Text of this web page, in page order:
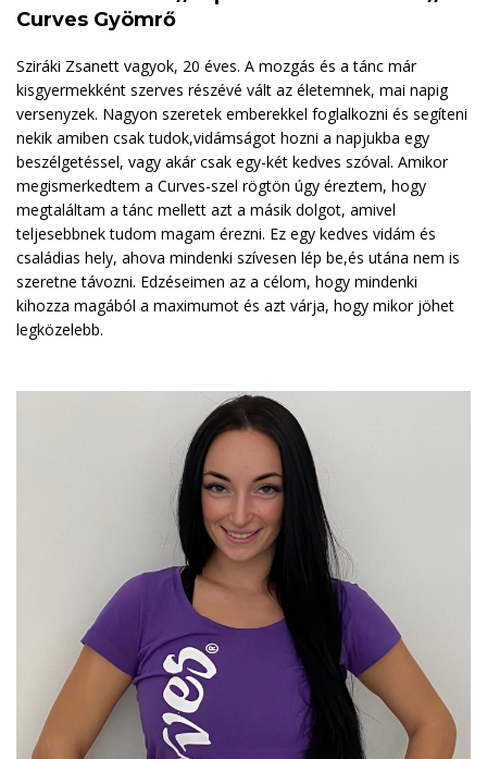
Curves Gyömrő
Sziráki Zsanett vagyok, 20 éves. A mozgás és a tánc már
kisgyermekként szerves részévé vált az életemnek, mai napig
versenyzek. Nagyon szeretek emberekkel foglalkozni és segíteni
nekik amiben csak tudok,vidámságot hozni a napjukba egy
beszélgetéssel, vagy akár csak egy-két kedves szóval. Amikor
megismerkedtem a Curves-szel rögtön úgy éreztem, hogy
megtaláltam a tánc mellett azt a másik dolgot, amivel
teljesebbnek tudom magam érezni. Ez egy kedves vidám és
családias hely, ahova mindenki szívesen lép be,és utána nem is
szeretne távozni. Edzéseimen az a célom, hogy mindenki
kihozza magából a maximumot és azt várja, hogy mikor jöhet
legközelebb.